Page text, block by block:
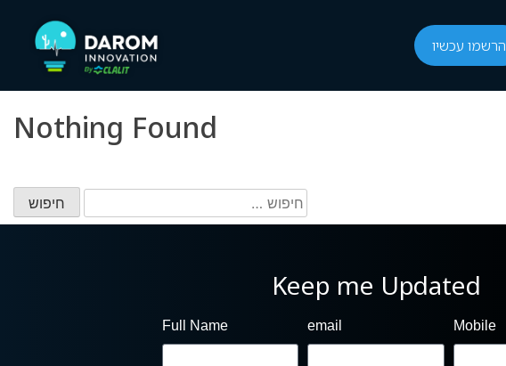
הרשמו עכשיו
Nothing Found
Keep me Updated
Full Name email Mobile